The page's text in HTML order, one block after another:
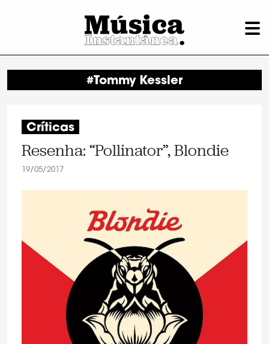
#Tommy Kessler
Críticas
Resenha: “Pollinator”, Blondie
19/05/2017